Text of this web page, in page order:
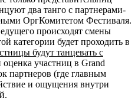
два танго с партнерами-
ОргКомитетом Фестиваля.
происходят смены
категории будет проходить в
будут танцевать с
оценка участниц в Grand
партнеров (где главным
и ощущения внутри